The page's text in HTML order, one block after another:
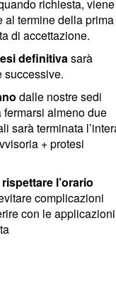
richiesta, viene
al termine della prima
di accettazione.
definitivasarà
successive.
dalle nostre sedi
almeno due
sarà terminata
+ protesi
rispettare l’orario
complicazioni
con le applicazioni